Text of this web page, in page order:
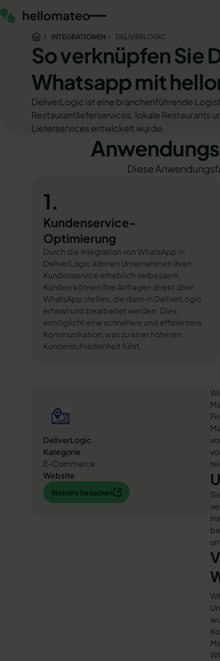
INTEGRATIONEN DELIVERLOGIC
So verknüpfen Sie
Whatsapp mit
DeliverLogic ist eine branchenführende
Restaurantlieferservices, lokale Restaurants
Lieferservices entwickelt wurde.
Diese
1.
Kundenservice-
Optimierung
Durch die Integration von WhatsApp in
DeliverLogic können Unternehmen ihren
Kundenservice erheblich verbessern.
Kunden können ihre Anfragen direkt über
WhatsApp stellen, die dann in DeliverLogic
erfasst und bearbeitet werden. Dies
ermöglicht eine schnellere und effizientere
Kommunikation, was zu einer höheren
Kundenzufriedenheit führt.
DeliverLogic
Kategorie
E-Commerce
Website
Website besuchen
Website besuchen